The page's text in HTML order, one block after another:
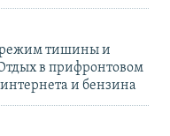
тишины и
в прифронтовом
и бензина